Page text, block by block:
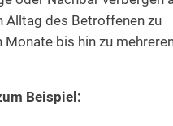
Alltag des Betroffenen zu
bis hin zu
Beispiel: